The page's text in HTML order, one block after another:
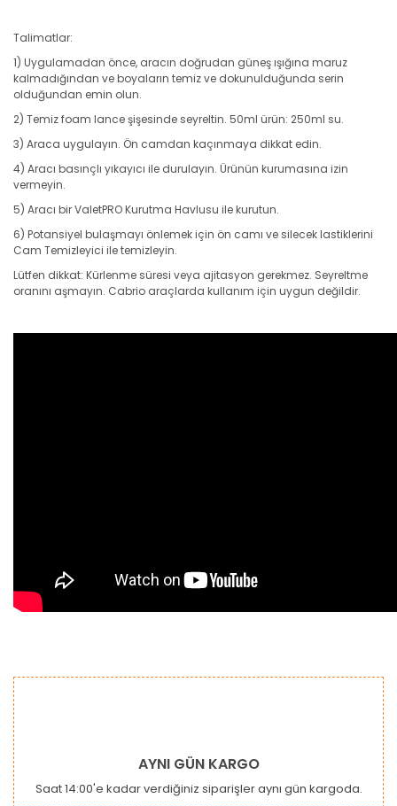
Talimatlar:
1) Uygulamadan önce, aracın doğrudan güneş ışığına maruz
kalmadığından ve boyaların temiz ve dokunulduğunda serin
olduğundan emin olun.
2) Temiz foam lance şişesinde seyreltin. 50ml ürün: 250ml su.
3) Araca uygulayın. Ön camdan kaçınmaya dikkat edin.
4) Aracı basınçlı yıkayıcı ile durulayın. Ürünün kurumasına izin
vermeyin.
5) Aracı bir ValetPRO Kurutma Havlusu ile kurutun.
6) Potansiyel bulaşmayı önlemek için ön camı ve silecek lastiklerini
Cam Temizleyici ile temizleyin.
Lütfen dikkat: Kürlenme süresi veya ajitasyon gerekmez. Seyreltme
oranını aşmayın. Cabrio araçlarda kullanım için uygun değildir.
Bu ürüne ilk yorumu siz yapın!
Ürün açıklamasında eksik bilgiler bulunuyor.
Ürün bilgilerinde hatalar bulunuyor.
AYNI GÜN KARGO
Saat 14:00'e kadar verdiğiniz siparişler aynı gün kargoda.